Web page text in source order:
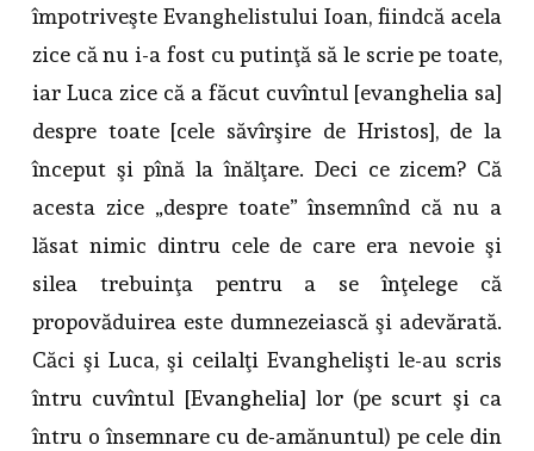
împotriveşte Evanghelistului Ioan, fiindcă acela
zice că nu i-a fost cu putinţă să le scrie pe toate,
iar Luca zice că a făcut cuvîntul [evanghelia sa]
despre toate [cele săvîrşire de Hristos], de la
început şi pînă la înălţare. Deci ce zicem? Că
acesta zice „despre toate” însemnînd că nu a
lăsat nimic dintru cele de care era nevoie şi
silea trebuinţa pentru a se înţelege că
propovăduirea este dumnezeiască şi adevărată.
Căci şi Luca, şi ceilalţi Evanghelişti le-au scris
întru cuvîntul [Evanghelia] lor (pe scurt şi ca
întru o însemnare cu de-amănuntul) pe cele din